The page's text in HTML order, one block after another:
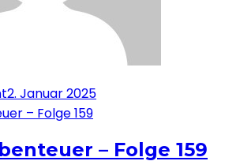
2. Januar 2025
– Folge 159